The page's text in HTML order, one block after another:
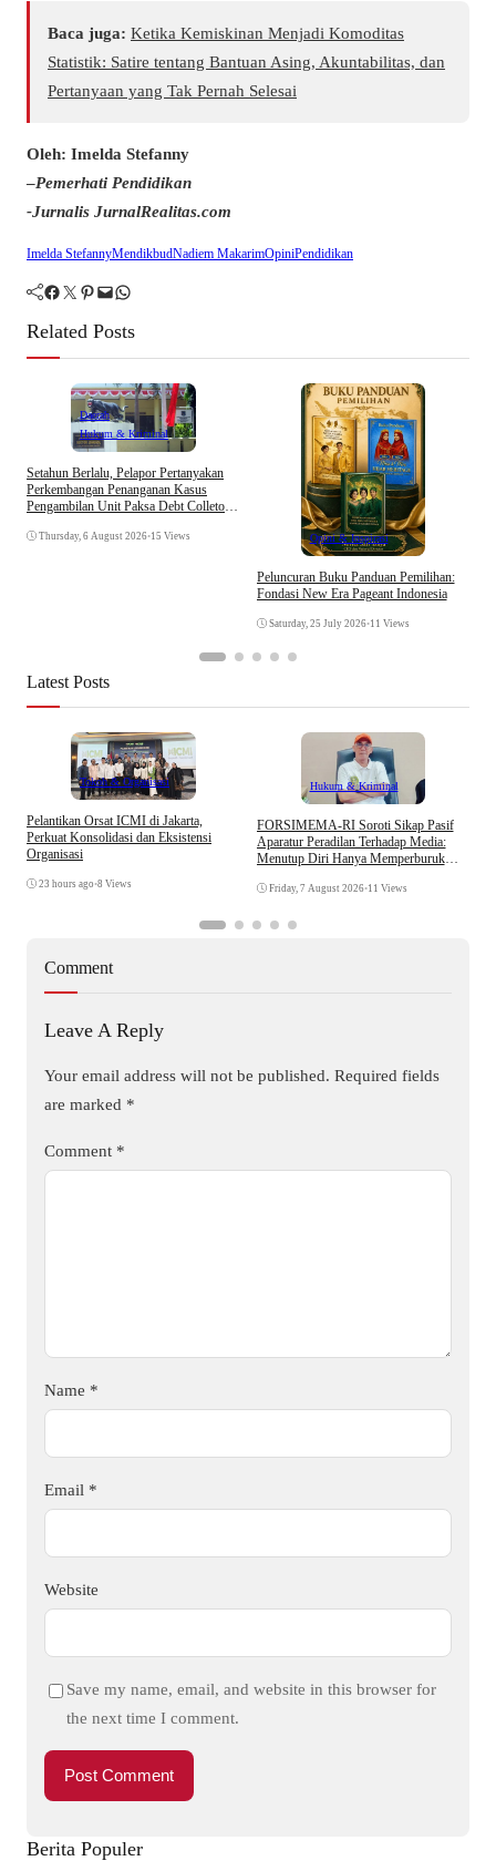
Baca juga: Ketika Kemiskinan Menjadi Komoditas
Statistik: Satire tentang Bantuan Asing, Akuntabilitas, dan
Pertanyaan yang Tak Pernah Selesai
Oleh: Imelda Stefanny
–Pemerhati Pendidikan
-Jurnalis JurnalRealitas.com
Imelda StefannyMendikbudNadiem MakarimOpiniPendidikan
Facebook Twitter Pinterest Mail WhatsApp
Related Posts
Daerah
Hukum & Kriminal
Setahun Berlalu, Pelapor Pertanyakan
Perkembangan Penanganan Kasus
Pengambilan Unit Paksa Debt Colletor
Thursday, 6 August 2026•15 Views Opini & Inspirasi
Peluncuran Buku Panduan Pemilihan:
Fondasi New Era Pageant Indonesia
Saturday, 25 July 2026•11 Views
Latest Posts
Tokoh & Organisasi
Pelantikan Orsat ICMI di Jakarta,
Perkuat Konsolidasi dan Eksistensi
Organisasi
23 hours ago •8 Views
Hukum & Kriminal
​FORSIMEMA-RI Soroti Sikap Pasif
Aparatur Peradilan Terhadap Media:
Menutup Diri Hanya Memperburuk
Friday, 7 August 2026•11 Views
Comment
Leave A Reply
Your email address will not be published. Required fields
are marked *
Comment *
Name *
Email *
Website
Save my name, email, and website in this browser for
the next time I comment.
Berita Populer